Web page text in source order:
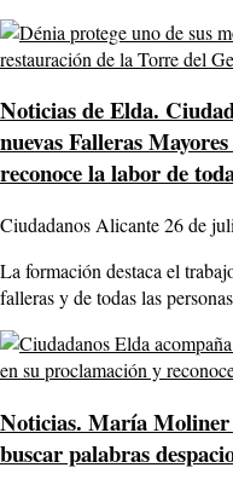
Noticias de Elda.
nuevas Falleras
reconoce la labor de
Ciudadanos Alicante26 de
La formación destaca el
falleras y de todas las
Noticias. María Moliner
buscar palabras